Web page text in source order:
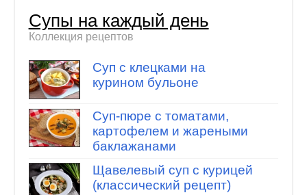
Супы на каждый день
Коллекция рецептов
Суп с клецками на
курином бульоне
Суп-пюре с томатами,
картофелем и жареными
баклажанами
Щавелевый суп с курицей
(классический рецепт)